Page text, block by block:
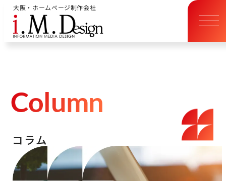
大阪・ホームページ制作会社
Column
コ ラム